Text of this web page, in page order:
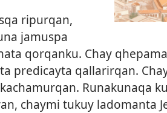
ripurqan,
jamuspa
qorqanku. Chay
predicayta qallarirqan.
Runakunaqa
chaymi tukuy ladomanta